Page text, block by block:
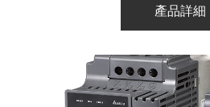
產品詳細